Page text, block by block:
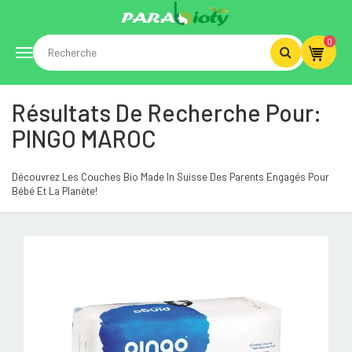
Toggle
navigation
0
Résultats De Recherche Pour:
PINGO MAROC
Découvrez Les Couches Bio Made In Suisse Des Parents Engagés Pour
Bébé Et La Planète!